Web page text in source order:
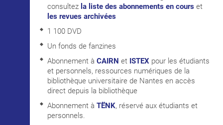
consultez la liste des abonnements en cours et
les revues archivées
1 100 DVD
Un fonds de fanzines
Abonnement à CAIRN et ISTEX pour les étudiants
et personnels, ressources numériques de la
bibliothèque universitaire de Nantes en accès
direct depuis la bibliothèque
Abonnement à TËNK, réservé aux étudiants et
personnels.